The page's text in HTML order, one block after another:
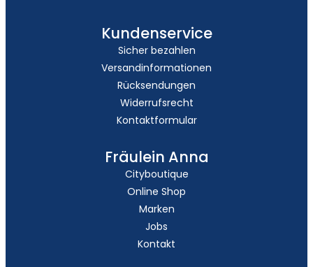
Kundenservice
Sicher bezahlen
Versandinformationen
Rücksendungen
Widerrufsrecht
Kontaktformular
Fräulein Anna
Cityboutique
Online Shop
Marken
Jobs
Kontakt